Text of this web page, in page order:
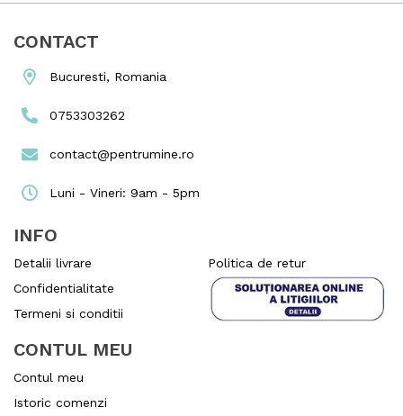
CONTACT
Bucuresti, Romania
0753303262
contact@pentrumine.ro
Luni - Vineri: 9am - 5pm
INFO
Detalii livrare
Confidentialitate
Termeni si conditii
Politica de retur
CONTUL MEU
Contul meu
Istoric comenzi